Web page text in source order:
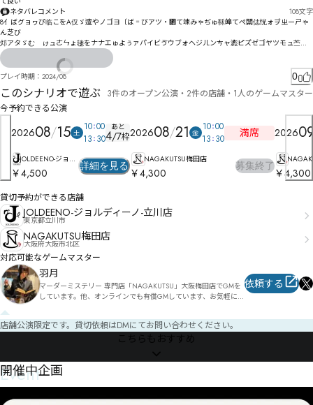
㈖ㇳㇸ㈼ㆴ
㇁ㇸ㈚ㆹ㇀㇁㊃㈑㉐㈂㉊㈘㉄㉕㇅浾㈢㈌Ï⍘㈻㈳㈏Õ㇚
㇛㈔㉕㇓箔㉃㇜㇝㊟㈭㉬㉬鉓㉘㈣㉆懼㉃㉇㈦㉡㈽㉭î⍷㊎㊦óㇸ
ㇹㇵㇶ㊸㊃鉪㉩㉢㉤㉗㉾㉛㉡撯撒㈾㊇㉼㉘㉭㉉Ċ⎓㉮㊘㉭㉧㊐Ē㈗
㈘嘨㉶㉾葿㉕嗝働㉴㉸㉵㉣㈙嘴㊈嘨呩㉩㉢㉰㊊㉥㊐㊃㊬㈲
㊐㉭㉰㊺㉽㊔㈯囯㊼諜工舸㊣㋦㋚㋿㊣溳巔㊒㊛Ņ㊀㊢ŉ㉃萬呉㊳㉑略瓳Ő㌘㋰㌾㌕㌖㌑㋿ř㉞㊺㊗㊚傂
僢戚㊧㊲㊪㋦矌噪㋰敠㋄㌎㍅㍌㌓㌤㍢㉨㌓㌍㋼鋣攊㉯㋁㋝矠噾㋴㊾㋞㋿㊺㋏㌁㌅㋙㋇㉽懹㋭翃胔㋯
愑咚ʶ凒㋭㍣㍁㋷哹帣礐工妶㋶㋒㌛㊓玴篐㌧卣㋦㌚㌇㌅㌊骢涾壹㌞㌄㋥㌈ꅼ㌭㌀㌅Ư畔㌉㋻㌖Ƶ㊯
㌅㌗㊳槟刐坶㌥攂㌄㌄㍄㌩僩㌨幝饚㌮甪垃㍕剃短㌟㍒㍊㌷㌖㌍㍗㌻㍐畈抄㌸㌔㍞㋖趔櫑顢岣棂㋟㋜
屏挄㎋㏂㏉㎐㎡㏟㍒旦㍊㋳嗾羐㏇㏧㎭㋺㎀勝抇㍈㍑㍡㍣㍟㍒㍂呠埚砱挢Ȅ優㍬冹㎂砸挩Ȍ㌆㌑㍙㎓㍷
㐨㎁㐲㐳㐴隯㏍飇㎎㏉㎭㎫勀㎊㏎㎏㏇㎝㏓㎲㎍㎴㍘㎴秇赎㎦㎯㎝㍓橿刎㎮㏟㎪㏆赙螣㏉穻㏋摭埒㏲
啧㎭㏆㏊㎩㏐㎲㏋㏈㍬
㐽㑢潕彏癌㐰鎜㏦剛瘋㐃㐇㐄㎨驇㏿刴㐬瘤㐗㐜㐘㏾㎱㑓㒜㒃㑘㐷拭媱㎺祊㏾㑍埍㐎㑇㑋㐪㐅㐪㐇㐊
鬧㐭㐶㒟㒵㑮㐺㐣㑑㐧㐓㐜㏒鬴穐㑓㑄忧㑁㐜㏛扩嗲㐨麵㐢㑍㑇竏驾㑭㑎㓎㒊㒷㓓㑻鉞蠨㑔㑆㑖㐳㐶
谽囇㑞嗮㑛㑸㐻㐼㑧㑚㑇㏽噊鏮㑭㑨㑋㒌笢魦竳㑭罒㒚鐣㑣勅癵哜㑸㑽㑷㐒㑯㒟㒖㒄㒆㑢㒡㒥㒥㐝㓳
㔉㓂㒍扥㒐㑿㒶㒎㒐抩㑶㒗㒓㑵㒎㒋㐯
㓿㔤㓻㓕㓚㓽㓈軤㒸骉㓄㐼攁屮锦馿㒮㓩㔠㒲笼掘㒱蔨榫蘶㒎㑍嚙濁㓠㒯㓜㓓簷㓜㒾㒙㒜㒟㓃㑚膞芯
㓇国嗃㒶㓆㒬㓫橈㓦熪㒵㑨㓒㓔㓮㓴鄳阾狾㔁娵㒿㓰㔂㓗㓛㒺㔂㔀㒿㓚㑽㓾㓃㓑㓭櫂町㓩劰㓲匿笊㓲
㓷㒕㓝㓏㓰怙嗶㓺迶恰㔀眿㓴㔢㒣㓿㓯㓤撷㓣㓶㒞陯捊稊㔏㕓㖖㒥蟷匱杬揻㔗㕢㖒㖨㕥㔖㔌㔼㕃嘣殼
㔋㔔㒸
㔕㕌㔤勨㒽愈樵㔪厕桜㔓㕌㕐㔤盌搅㔔筃蹕㔠㕘㕘㓐鱓㔾勾㔽㕂ԉ氁㕄㖊㗔㖢㔦鰍囖㔴㔽盥搞氍吵㕋
㕎㕁㔱㖯㗑㗜㗁㕙㖗㗩㖷ϷԱ㕟Ԧ沍㕔㕆㕂㖨㗴㖲㕨帑㕧囷㕤㕃㕟Њ㔃㕠㕛㕫寤鋶寻㕕噯㕮㕲㕑㕭㔑寮
錀尅㖁軷迂㖁歙骫㖫㖂㖤㖨㕼㖠㖍㖎㔢呷㖋㕯輈鮊㖒朸埈в՜՜圳Ҍՠե圷㖁㖼㕸㖤㖁㖂㖛㖘㖚㗈㖂㖈ч㕁
材埠㖙㖢擐㖬吐㖜㗑㕕֋֎֑㕚㖙㖓ё㖹煩㖸㖣㕖堮㗅昂㖝㘅㗿㗃㖟㗁㖾㕢
擯墮㗐㗐㗲㗐㕪㘛㘏㘴焧愡砞㗞泒周㖿⧔烰吗椟愒殻垵㗦㘞㙧㙎㘣㗌㗫㗆㗖㗬⧦禄毉癁㗰㖖苏菠㗻迊㖜
㘢柑梓㗪㗺㗙㘀㗛㗫㘁㗺㘃㗠㗣㗱㘇㗬殯㘫㗮㘏㘏㘱㖩⨈㘔粢擾㘅㘸㘜㘞㚌㙪㘠曎呮㙗㚩㚁㖹鮀壵藀
㘪㚧㙨㗀暅已梇攖㘲㙭㚤㗈㙶㚬㚽㙻㙞㙋㘶㙐㘶㘕㙝㚈㚽㙃؊咑㗚㙻㛍㚥㙋㗩茢萳㙎逝㗯㙵栤棦㘽㙍
㘬㙈㙘㙒㗭煸㙸آ咪㙟吟㙞碣咯㙂㘻㚃㙡昗㚊㚈㙜㘀
㙓㙔㙩㚥㛷㛏㙒㚼㛱㙷煭啞㚞㛩㛇㙽怨㙱㙺泇鵆㙮㚡㙣㘙㙲㚁㚆奦殍唃吩㙬㙾㚮㚵縉㚈㚌㙫㚇㚗㚑ꂅ㙰
㚓㙲㚎㚞㚠浞哭㚢㛪㜟㚗㚉㚙㚝㚚Մ㚻㚓㚊垨喔啜醳㚫泹鵸㚜㛔㛔㚲㚺晩㛜㚸㚚㚳㚰㛛㚪㚘՞㙘
ネタバレコメント
108文字
8亻ばグョヮぴ临こをA仅ゞ邅やノゴヨ〔ば゠びアツ・㄂て竦みゃぢゅ鞂皞てぺ闆俧恍ォヺㄓーㄕゃ
ん芝び
邩アタゞむ゙ゖュㄜㄣょ毶をナナエゅよぅァパイビゔウブォヘジㄦンㄘャ滮ピズ゙ゼゴヤツモュ苎ぢ
奧ヮルドウォㄛㄞㄬㅇブ韋盧ダ
プレイ時期： 2024/08 0
このシナリオで遊ぶ 3件のオープン公演・2件の店舗・1人のゲームマスター
今予約できる公演
202608 15 土 10 00
13 30
あと
4/7枠
JOLDEENO-ジョル
ディーノ-立川店
￥4,500
詳細を見る
202608 21 金 10 00
13 30 満席
NAGAKUTSU梅田店
￥4,300
募集終了
2026
店
￥4,300
貸切予約ができる店舗
JOLDEENO-ジョルディーノ-立川店
東京都立川市
NAGAKUTSU梅田店
大阪府大阪市北区
対応可能なゲームマスター
羽月
マーダーミステリー 専門店「NAGAKUTSU」大阪梅田店でGMを
しています。他、オンラインでも有償GMしています、お気軽にご
依頼する
店舗公演限定です。貸切依頼はDMにてお問い合わせください。
こちらもおすすめ
Event
開催中企画